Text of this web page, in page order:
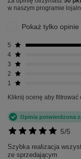
w naszym programie
Pokaż tylko
5
4
3
2
1
Kliknij ocenę aby filtrować
5/5
Opinia potwierdzona
Szybka realizacja
ze sprzedającym